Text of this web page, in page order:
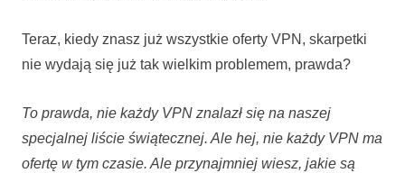
Teraz, kiedy znasz już wszystkie oferty VPN, skarpetki
nie wydają się już tak wielkim problemem, prawda?
To prawda, nie każdy VPN znalazł się na naszej
specjalnej liście świątecznej. Ale hej, nie każdy VPN ma
ofertę w tym czasie. Ale przynajmniej wiesz, jakie są